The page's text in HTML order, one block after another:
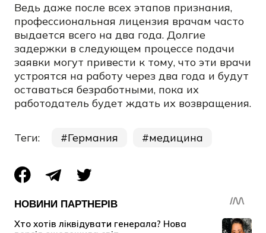
Ведь даже после всех этапов признания,
профессиональная лицензия врачам часто
выдается всего на два года. Долгие
задержки в следующем процессе подачи
заявки могут привести к тому, что эти врачи
устроятся на работу через два года и будут
оставаться безработными, пока их
работодатель будет ждать их возвращения.
Теги: Германия медицина